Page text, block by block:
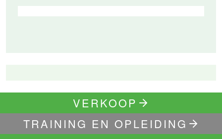
VERKOOP
TRAINING EN OPLEIDING